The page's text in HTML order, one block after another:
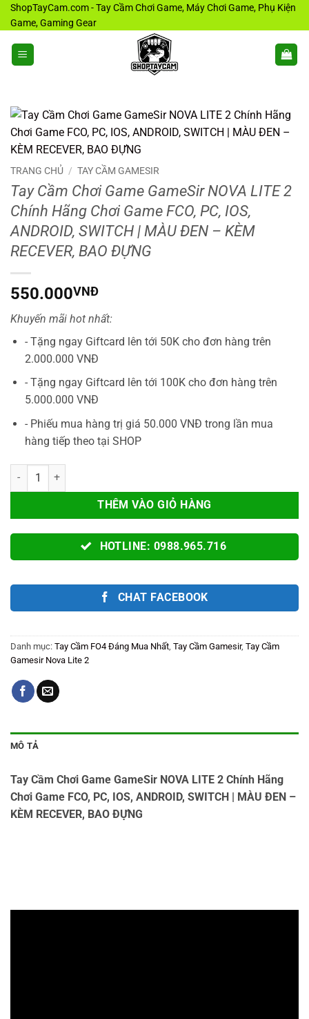
Bỏ
qua
nội
dung
ShopTayCam.com - Tay Cầm Chơi Game, Máy Chơi Game, Phụ Kiện
Game, Gaming Gear
TRANG CHỦ / TAY CẦM GAMESIR
Tay Cầm Chơi Game GameSir NOVA LITE 2
Chính Hãng Chơi Game FCO, PC, IOS,
ANDROID, SWITCH | MÀU ĐEN – KÈM
RECEVER, BAO ĐỰNG
550.000VNĐ
Khuyến mãi hot nhất:
- Tặng ngay Giftcard lên tới 50K cho đơn hàng trên
2.000.000 VNĐ
- Tặng ngay Giftcard lên tới 100K cho đơn hàng trên
5.000.000 VNĐ
- Phiếu mua hàng trị giá 50.000 VNĐ trong lần mua
hàng tiếp theo tại SHOP
Tay Cầm Chơi Game GameSir NOVA LITE 2 Chính Hãng Chơi Game
THÊM VÀO GIỎ HÀNG
HOTLINE: 0988.965.716
CHAT FACEBOOK
Danh mục: Tay Cầm FO4 Đáng Mua Nhất Tay Cầm Gamesir, Tay Cầm
Gamesir Nova Lite 2
MÔ TẢ
Tay Cầm Chơi Game GameSir NOVA LITE 2 Chính Hãng
Chơi Game FCO, PC, IOS, ANDROID, SWITCH | MÀU ĐEN –
KÈM RECEVER, BAO ĐỰNG